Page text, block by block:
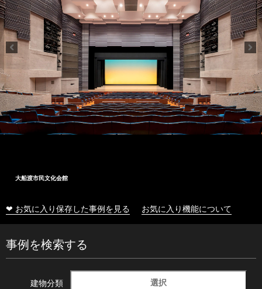
大船渡市民文化会館
❤ お気に入り保存した事例を見る お気に入り機能について
事例を検索する
建物分類 選択